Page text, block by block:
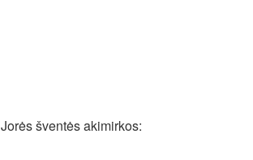
Jorės šventės akimirkos: